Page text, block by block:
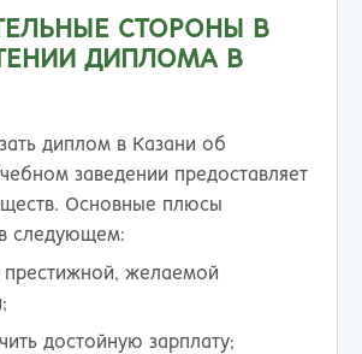
СТОРОНЫ В
ДИПЛОМА В
диплом в Казани об
заведении предоставляет
Основные плюсы
следующем:
престижной, желаемой
достойную зарплату;